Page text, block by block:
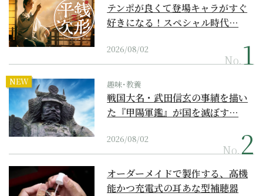
テンポが良くて登場キャラがすぐ
好きになる！スペシャル時代…
2026/08/02
No.
NEW 趣味･教養
戦国大名・武田信玄の事績を描い
た『甲陽軍鑑』が国を滅ぼす…
2026/08/02
No.
オーダーメイドで製作する、高機
能かつ充電式の耳あな型補聴器